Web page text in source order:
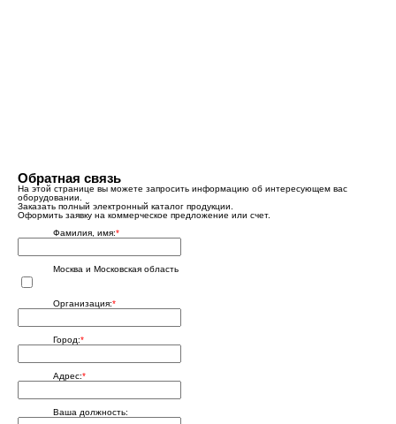
Обратная связь
На этой странице вы можете запросить информацию об интересующем вас
оборудовании.
Заказать полный электронный каталог продукции.
Оформить заявку на коммерческое предложение или счет.
Фамилия, имя:*
Москва и Московская область
Организация:*
Город:*
Адрес:*
Ваша должность: